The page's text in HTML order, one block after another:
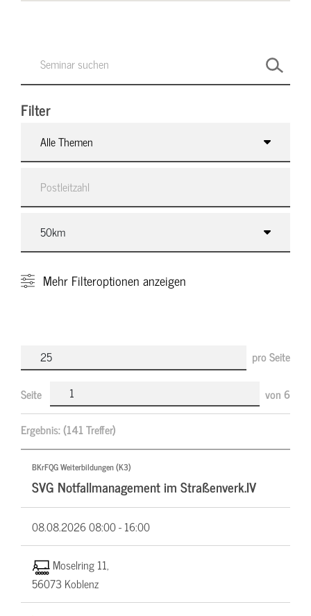
Filter
Alle Themen
Mehr Filteroptionen anzeigen
pro Seite
Seite von6
Ergebnis:(141 Treffer)
BKrFQG Weiterbildungen (K3)
SVG Notfallmanagement im Straßenverk.IV
08.08.202608:00 - 16:00
Moselring 11,
56073 Koblenz